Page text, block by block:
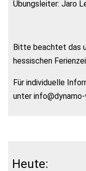
Übungsleiter: Jaro
Bitte beachtet das
hessischen
Für individuelle
unter
Heute: